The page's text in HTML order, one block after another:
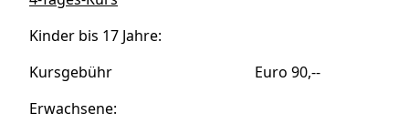
Kinder bis 17 Jahre:
Kursgebühr Euro 90,--
Erwachsene: